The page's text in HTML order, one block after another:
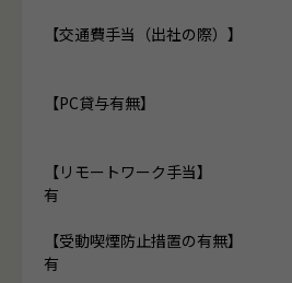
【交通費手当（出社の際）】
【PC貸与有無】
【リモートワーク手当】
有
【受動喫煙防止措置の有無】
有